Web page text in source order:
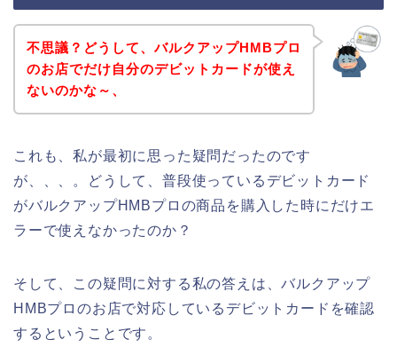
不思議？どうして、バルクアップHMBプロ
のお店でだけ自分のデビットカードが使え
ないのかな～、
これも、私が最初に思った疑問だったのです
が、、、。どうして、普段使っているデビットカード
がバルクアップHMBプロの商品を購入した時にだけエ
ラーで使えなかったのか？
そして、この疑問に対する私の答えは、バルクアップ
HMBプロのお店で対応しているデビットカードを確認
するということです。